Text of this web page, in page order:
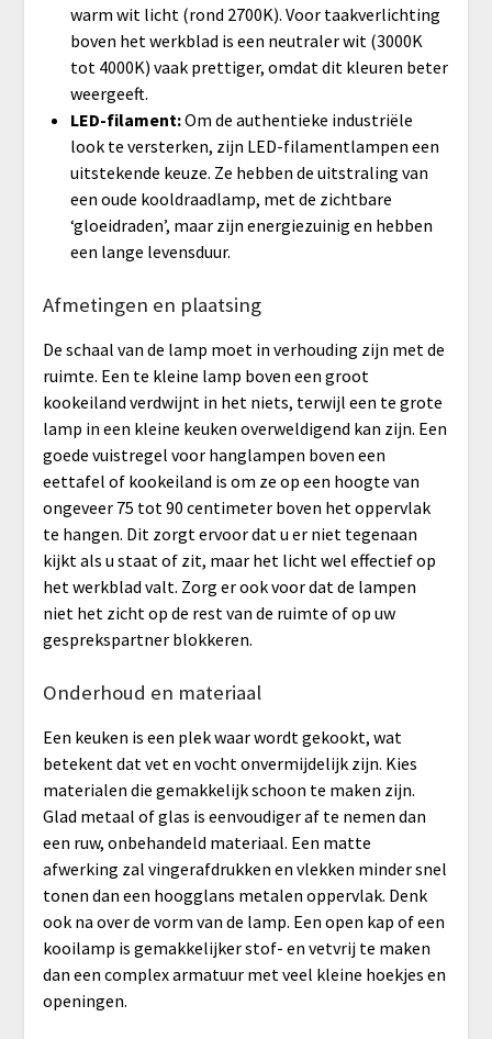
warm wit licht (rond 2700K). Voor taakverlichting
boven het werkblad is een neutraler wit (3000K
tot 4000K) vaak prettiger, omdat dit kleuren beter
weergeeft.
LED-filament:Om de authentieke industriële
look te versterken, zijn LED-filamentlampen een
uitstekende keuze. Ze hebben de uitstraling van
een oude kooldraadlamp, met de zichtbare
‘gloeidraden’, maar zijn energiezuinig en hebben
een lange levensduur.
Afmetingen en plaatsing
De schaal van de lamp moet in verhouding zijn met de
ruimte. Een te kleine lamp boven een groot
kookeiland verdwijnt in het niets, terwijl een te grote
lamp in een kleine keuken overweldigend kan zijn. Een
goede vuistregel voor hanglampen boven een
eettafel of kookeiland is om ze op een hoogte van
ongeveer 75 tot 90 centimeter boven het oppervlak
te hangen. Dit zorgt ervoor dat u er niet tegenaan
kijkt als u staat of zit, maar het licht wel effectief op
het werkblad valt. Zorg er ook voor dat de lampen
niet het zicht op de rest van de ruimte of op uw
gesprekspartner blokkeren.
Onderhoud en materiaal
Een keuken is een plek waar wordt gekookt, wat
betekent dat vet en vocht onvermijdelijk zijn. Kies
materialen die gemakkelijk schoon te maken zijn.
Glad metaal of glas is eenvoudiger af te nemen dan
een ruw, onbehandeld materiaal. Een matte
afwerking zal vingerafdrukken en vlekken minder snel
tonen dan een hoogglans metalen oppervlak. Denk
ook na over de vorm van de lamp. Een open kap of een
kooilamp is gemakkelijker stof- en vetvrij te maken
dan een complex armatuur met veel kleine hoekjes en
openingen.